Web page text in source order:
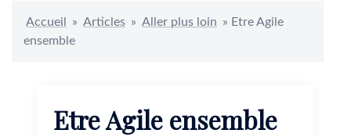
Accueil » Articles » Aller plus loin » Etre Agile
ensemble
Etre Agile ensemble